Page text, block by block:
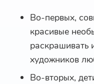
Во-первых,
красивые
раскрашивать
художников
Во-вторых,